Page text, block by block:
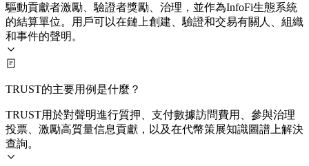
驅動貢獻者激勵、驗證者獎勵、治理，並作為InfoFi生態系統
的結算單位。用戶可以在鏈上創建、驗證和交易有關人、組織
和事件的聲明。
TRUST的主要用例是什麼？
TRUST用於對聲明進行質押、支付數據訪問費用、參與治理
投票、激勵高質量信息貢獻，以及在代幣策展知識圖譜上解決
查詢。